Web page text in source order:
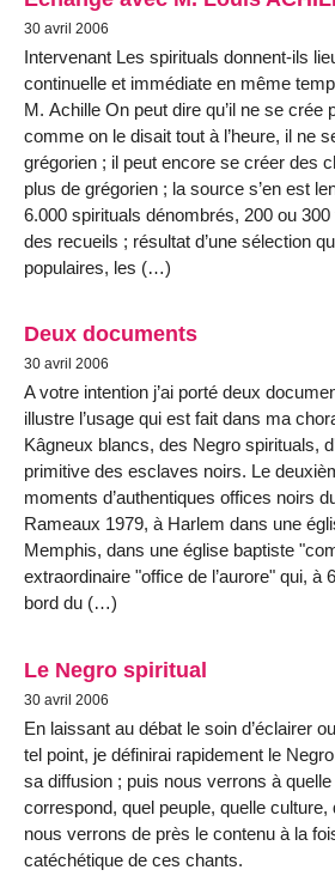
30 avril 2006
Intervenant Les spirituals donnent-ils
continuelle et immédiate en même
M. Achille On peut dire qu’il ne se crée
comme on le disait tout à l’heure, il ne
grégorien ; il peut encore se créer des
plus de grégorien ; la source s’en est
6.000 spirituals dénombrés, 200 ou
des recueils ; résultat d’une sélection
populaires, les (…)
Deux documents
30 avril 2006
A votre intention j’ai porté deux
illustre l’usage qui est fait dans ma
Kâgneux blancs, des Negro spirituals,
primitive des esclaves noirs. Le
moments d’authentiques offices noirs
Rameaux 1979, à Harlem dans une
Memphis, dans une église baptiste
extraordinaire "office de l’aurore" qui, à
bord du (…)
Le Negro spiritual
30 avril 2006
En laissant au débat le soin d’éclairer
tel point, je définirai rapidement le
sa diffusion ; puis nous verrons à
correspond, quel peuple, quelle culture,
nous verrons de près le contenu à la
catéchétique de ces chants.